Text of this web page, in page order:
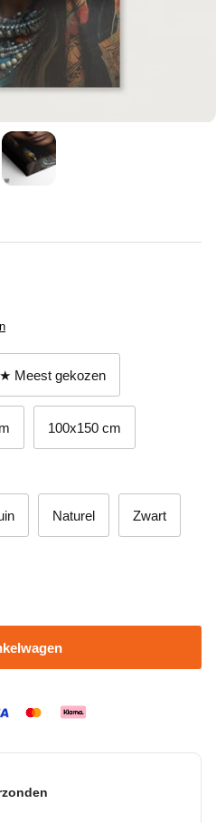
Meest gekozen
100x150 cm
Naturel Zwart